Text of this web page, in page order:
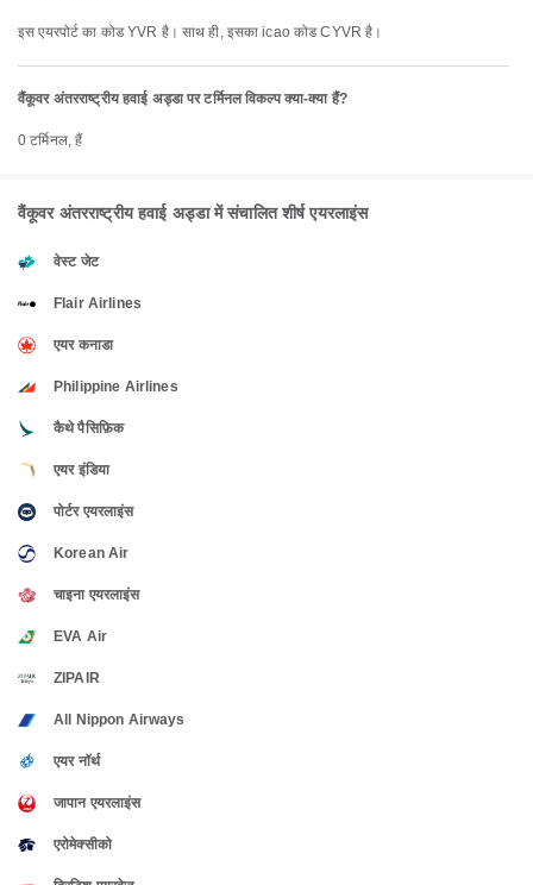
इस एयरपोर्ट का कोड YVR है। साथ ही, इसका icao कोड CYVR है।
वैंकूवर अंतरराष्ट्रीय हवाई अड्डा पर टर्मिनल विकल्प क्या-क्या हैं?
0 टर्मिनल, हैं
वैंकूवर अंतरराष्ट्रीय हवाई अड्डा में संचालित शीर्ष एयरलाइंस
वेस्ट जेट
Flair Airlines
एयर कनाडा
Philippine Airlines
कैथे पैसिफ़िक
एयर इंडिया
पोर्टर एयरलाइंस
Korean Air
चाइना एयरलाइंस
EVA Air
ZIPAIR
All Nippon Airways
एयर नॉर्थ
जापान एयरलाइंस
एरोमेक्सीको